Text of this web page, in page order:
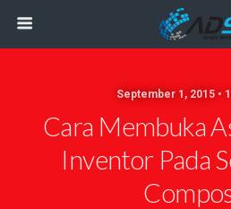
September 1, 2015 •
Cara Membuka
Inventor Pada